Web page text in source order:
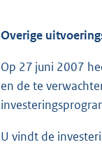
Overige
Op 27 juni 2007
en de te
U vindt de